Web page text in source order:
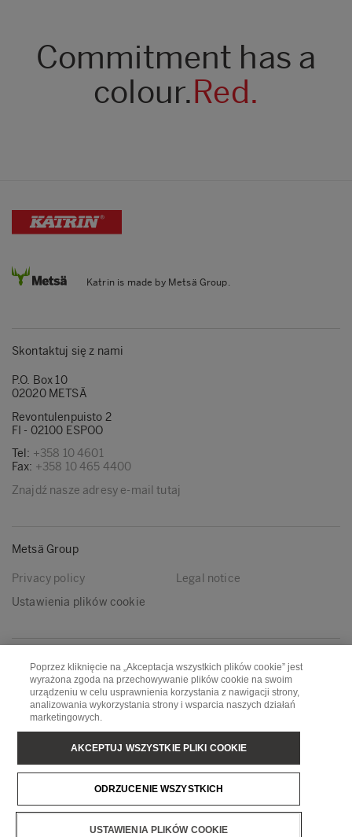
Commitment has a
colour.Red.
Katrin is made by Metsä Group.
Skontaktuj się z nami
P.O. Box 10
02020 METSÄ
Revontulenpuisto 2
FI - 02100 ESPOO
Tel: +358 10 4601
Fax: +358 10 465 4400
Znajdź nasze adresy e-mail tutaj
Metsä Group
Privacy policy
Legal notice
Ustawienia plików cookie
Podążaj za nami
LinkedIn Youtube
Metsä Board
Metsä Fibre
Metsä Forest
Metsä Spring
Metsä Wood
Copyright © Metsä Group
Poprzez kliknięcie na „Akceptacja wszystkich plików cookie” jest
wyrażona zgoda na przechowywanie plików cookie na swoim
urządzeniu w celu usprawnienia korzystania z nawigacji strony,
analizowania wykorzystania strony i wsparcia naszych działań
marketingowych.
USTAWIENIA PLIKÓW COOKIE
ODRZUCENIE WSZYSTKICH
AKCEPTUJ WSZYSTKIE PLIKI COOKIE